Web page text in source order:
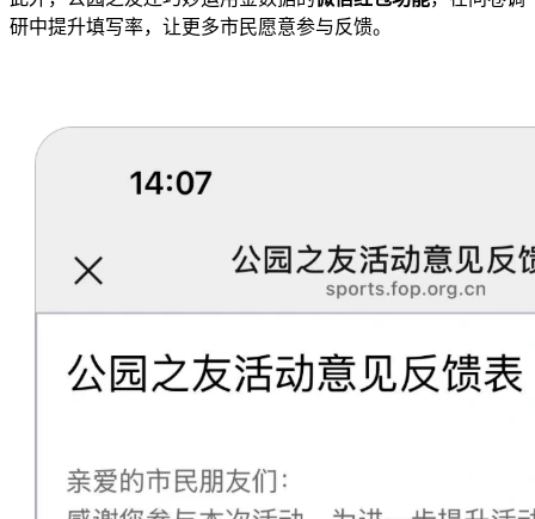
研中提升填写率，让更多市民愿意参与反馈。